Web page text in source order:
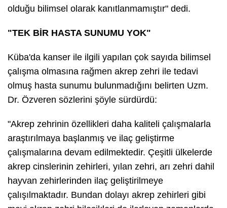
olduğu bilimsel olarak kanıtlanmamıştır" dedi.
"TEK BİR HASTA SUNUMU YOK"
Küba'da kanser ile ilgili yapılan çok sayıda bilimsel
çalışma olmasına rağmen akrep zehri ile tedavi
olmuş hasta sunumu bulunmadığını belirten Uzm.
Dr. Özveren sözlerini şöyle sürdürdü:
"Akrep zehrinin özellikleri daha kaliteli çalışmalarla
araştırılmaya başlanmış ve ilaç geliştirme
çalışmalarına devam edilmektedir. Çeşitli ülkelerde
akrep cinslerinin zehirleri, yılan zehri, arı zehri dahil
hayvan zehirlerinden ilaç geliştirilmeye
çalışılmaktadır. Bundan dolayı akrep zehirleri gibi